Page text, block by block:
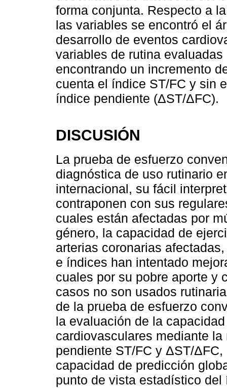
forma conjunta. Respecto a
las variables se encontró el
desarrollo de eventos
variables de rutina
encontrando un incremento
cuenta el índice ST/FC y sin
índice pendiente (ΔST/ΔFC).
DISCUSIÓN
La prueba de esfuerzo
diagnóstica de uso rutinario
internacional, su fácil
contraponen con sus
cuales están afectadas por
género, la capacidad de
arterias coronarias
e índices han intentado
cuales por su pobre aporte y
casos no son usados
de la prueba de esfuerzo
la evaluación de la
cardiovasculares mediante
pendiente ST/FC y ΔST/
capacidad de predicción
punto de vista estadístico del